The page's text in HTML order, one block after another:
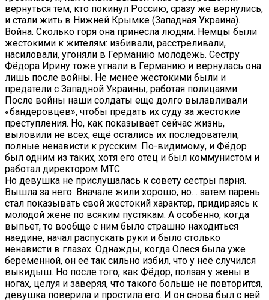
вернуться тем, кто покинул Россию, сразу же вернулись,
и стали жить в Нижней Крымке (Западная Украина).
Война. Сколько горя она принесла людям. Немцы были
жестокими к жителям: избивали, расстреливали,
насиловали, угоняли в Германию молодёжь. Сестру
Фёдора Ирину тоже угнали в Германию и вернулась она
лишь после войны. Не менее жестокими были и
предатели с Западной Украины, работая полицаями.
После войны наши солдаты еще долго вылавливали
«бандеровцев», чтобы предать их суду за жестокие
преступления. Но, как показывает сейчас жизнь,
выловили не всех, ещё остались их последователи,
полные ненависти к русским. По-видимому, и Фёдор
был одним из таких, хотя его отец и был коммунистом и
работал директором МТС.
Но девушка не прислушалась к совету сестры парня.
Вышла за него. Вначале жили хорошо, но… затем парень
стал показывать свой жестокий характер, придираясь к
молодой жене по всяким пустякам. А особенно, когда
выпьет, то вообще с ним было страшно находиться
наедине, начал распускать руки и было столько
ненависти в глазах. Однажды, когда Олеся была уже
беременной, он её так сильно избил, что у неё случился
выкидыш. Но после того, как Фёдор, ползая у жены в
ногах, целуя и заверяя, что такого больше не повторится,
девушка поверила и простила его. И он снова был с ней